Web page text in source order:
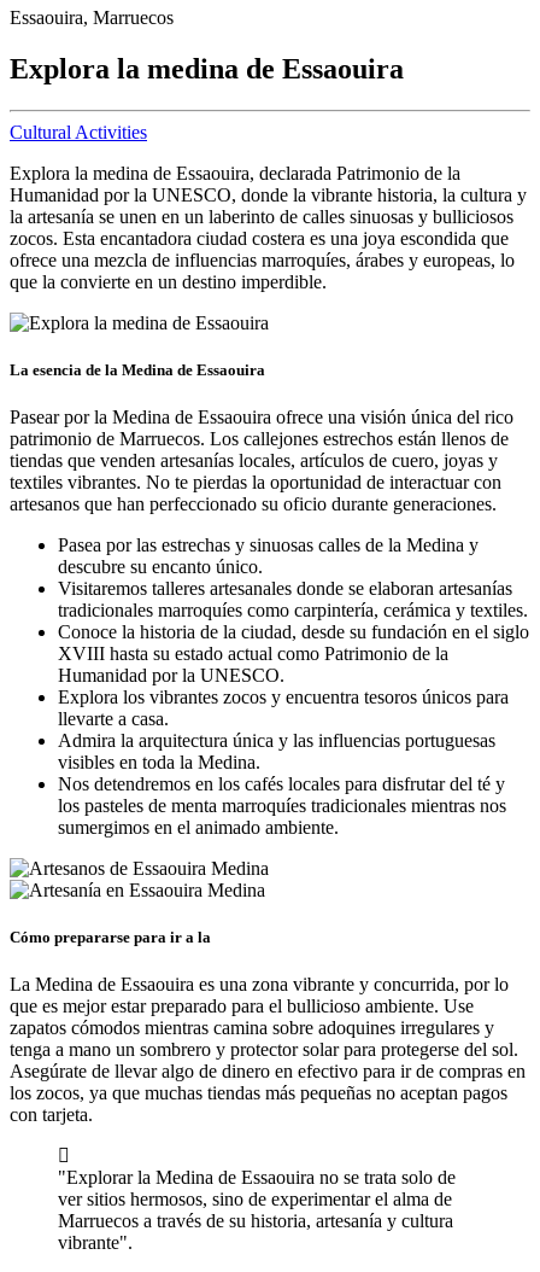
Essaouira, Marruecos
Explora la medina de Essaouira
Cultural Activities
Explora la medina de Essaouira, declarada Patrimonio de la
Humanidad por la UNESCO, donde la vibrante historia, la cultura y
la artesanía se unen en un laberinto de calles sinuosas y bulliciosos
zocos. Esta encantadora ciudad costera es una joya escondida que
ofrece una mezcla de influencias marroquíes, árabes y europeas, lo
que la convierte en un destino imperdible.
La esencia de la Medina de Essaouira
Pasear por la Medina de Essaouira ofrece una visión única del rico
patrimonio de Marruecos. Los callejones estrechos están llenos de
tiendas que venden artesanías locales, artículos de cuero, joyas y
textiles vibrantes. No te pierdas la oportunidad de interactuar con
artesanos que han perfeccionado su oficio durante generaciones.
Pasea por las estrechas y sinuosas calles de la Medina y
descubre su encanto único.
Visitaremos talleres artesanales donde se elaboran artesanías
tradicionales marroquíes como carpintería, cerámica y textiles.
Conoce la historia de la ciudad, desde su fundación en el siglo
XVIII hasta su estado actual como Patrimonio de la
Humanidad por la UNESCO.
Explora los vibrantes zocos y encuentra tesoros únicos para
llevarte a casa.
Admira la arquitectura única y las influencias portuguesas
visibles en toda la Medina.
Nos detendremos en los cafés locales para disfrutar del té y
los pasteles de menta marroquíes tradicionales mientras nos
sumergimos en el animado ambiente.
Cómo prepararse para ir a la
La Medina de Essaouira es una zona vibrante y concurrida, por lo
que es mejor estar preparado para el bullicioso ambiente. Use
zapatos cómodos mientras camina sobre adoquines irregulares y
tenga a mano un sombrero y protector solar para protegerse del sol.
Asegúrate de llevar algo de dinero en efectivo para ir de compras en
los zocos, ya que muchas tiendas más pequeñas no aceptan pagos
con tarjeta.
"Explorar la Medina de Essaouira no se trata solo de
ver sitios hermosos, sino de experimentar el alma de
Marruecos a través de su historia, artesanía y cultura
vibrante".